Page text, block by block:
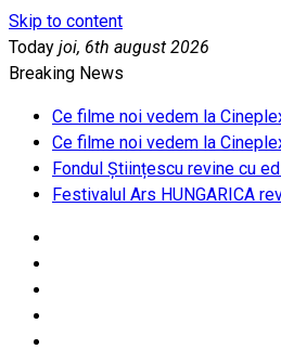
Skip to content
Today joi, 6th august 2026
Breaking News
Ce filme noi vedem la
Ce filme noi vedem la
Fondul Științescu revine cu
Festivalul Ars HUNGARICA